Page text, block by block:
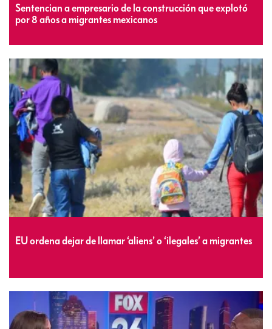
Sentencian a empresario de la construcción que explotó
por 8 años a migrantes mexicanos
EU ordena dejar de llamar ‘aliens’ o ‘ilegales’ a migrantes